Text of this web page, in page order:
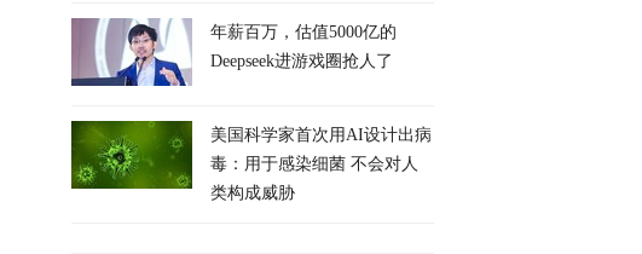
年薪百万，估值5000亿的
Deepseek进游戏圈抢人了
美国科学家首次用AI设计出病
毒：用于感染细菌 不会对人
类构成威胁